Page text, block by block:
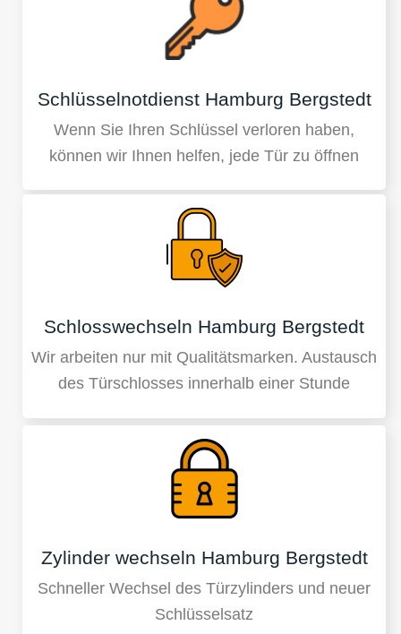
Schlüsselnotdienst Hamburg Bergstedt
Wenn Sie Ihren Schlüssel verloren haben,
können wir Ihnen helfen, jede Tür zu öffnen
Schlosswechseln Hamburg Bergstedt
Wir arbeiten nur mit Qualitätsmarken. Austausch
des Türschlosses innerhalb einer Stunde
Zylinder wechseln Hamburg Bergstedt
Schneller Wechsel des Türzylinders und neuer
Schlüsselsatz